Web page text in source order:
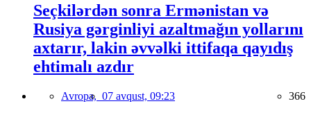
Seçkilərdən sonra Ermənistan və
Rusiya gərginliyi azaltmağın yollarını
axtarır, lakin əvvəlki ittifaqa qayıdış
ehtimalı azdır
Avropa, 07 avqust, 09:23 366